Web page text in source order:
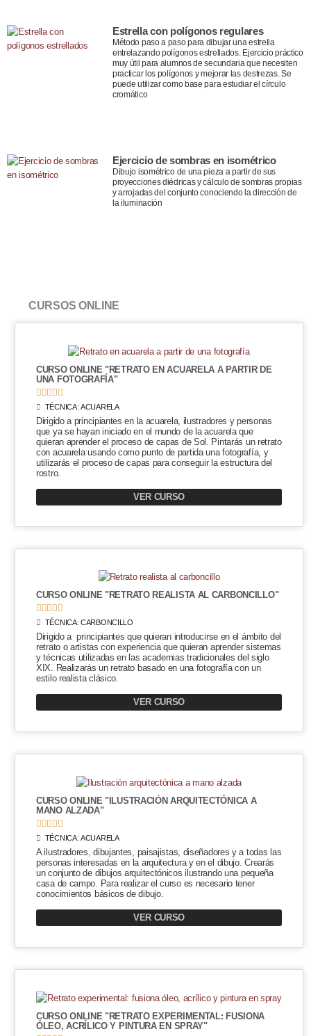
Estrella con polígonos regulares
Método paso a paso para dibujar una estrella
entrelazando polígonos estrellados. Ejercicio práctico
muy útil para alumnos de secundaria que necesiten
practicar los polígonos y mejorar las destrezas. Se
puede utilizar como base para estudiar el círculo
cromático
Ejercicio de sombras en isométrico
Dibujo isométrico de una pieza a partir de sus
proyecciones diédricas y cálculo de sombras propias
y arrojadas del conjunto conociendo la dirección de
la iluminación
CURSOS ONLINE
CURSO ONLINE "RETRATO EN ACUARELA A PARTIR DE
UNA FOTOGRAFÍA"
    
TÉCNICA:ACUARELA
Dirigido a principiantes en la acuarela, ilustradores y personas
que ya se hayan iniciado en el mundo de la acuarela que
quieran aprender el proceso de capas de Sol. Pintarás un retrato
con acuarela usando como punto de partida una fotografía, y
utilizarás el proceso de capas para conseguir la estructura del
rostro.
VER CURSO
CURSO ONLINE "RETRATO REALISTA AL CARBONCILLO"
    
TÉCNICA:CARBONCILLO
Dirigido a principiantes que quieran introducirse en el ámbito del
retrato o artistas con experiencia que quieran aprender sistemas
y técnicas utilizadas en las academias tradicionales del siglo
XIX. Realizarás un retrato basado en una fotografía con un
estilo realista clásico.
VER CURSO
CURSO ONLINE "ILUSTRACIÓN ARQUITECTÓNICA A
MANO ALZADA"
    
TÉCNICA:ACUARELA
A ilustradores, dibujantes, paisajistas, diseñadores y a todas las
personas interesadas en la arquitectura y en el dibujo. Crearás
un conjunto de dibujos arquitectónicos ilustrando una pequeña
casa de campo. Para realizar el curso es necesario tener
conocimientos básicos de dibujo.
VER CURSO
CURSO ONLINE "RETRATO EXPERIMENTAL: FUSIONA
ÓLEO, ACRÍLICO Y PINTURA EN SPRAY"